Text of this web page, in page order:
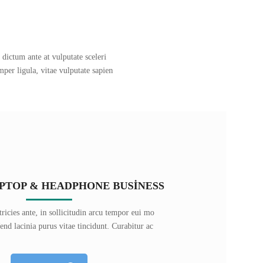
ante at vulputate sceleri
ligula, vitae vulputate sapien
& HEADPHONE BUSINESS
ante, in sollicitudin arcu tempor eui mo
lacinia purus vitae tincidunt. Curabitur ac